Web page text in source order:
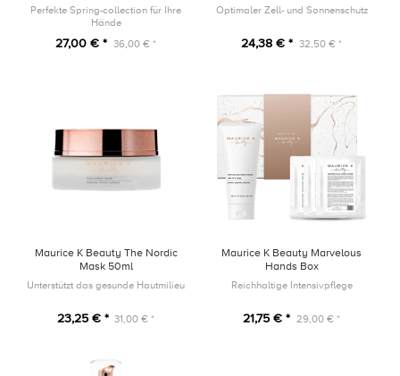
Perfekte Spring-collection für Ihre
Hände
27,00 € * 36,00 € *
Optimaler Zell- und Sonnenschutz
24,38 € * 32,50 € *
Maurice K Beauty The Nordic
Mask 50ml
Unterstützt das gesunde Hautmilieu
23,25 € * 31,00 € *
Maurice K Beauty Marvelous
Hands Box
Reichhaltige Intensivpflege
21,75 € * 29,00 € *